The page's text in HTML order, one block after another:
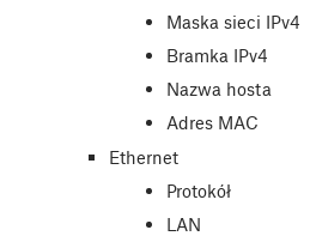
Maska sieci IPv4
Bramka IPv4
Nazwa hosta
Adres MAC
Ethernet
Protokół
LAN